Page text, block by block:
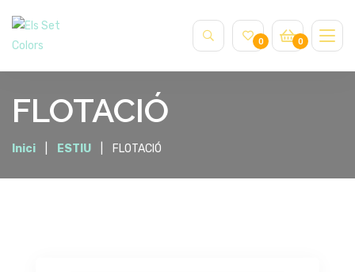
0 0
FLOTACIÓ
Inici ESTIU FLOTACIÓ